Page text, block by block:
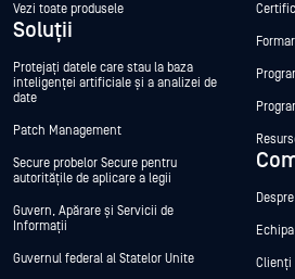
Vezi toate produsele
Soluții
Protejați datele care stau la baza
inteligenței artificiale și a analizei de
date
Patch Management
Secure probelor Secure pentru
autoritățile de aplicare a legii
Guvern, Apărare și Servicii de
Informații
Guvernul federal al Statelor Unite
Despre
Clienți